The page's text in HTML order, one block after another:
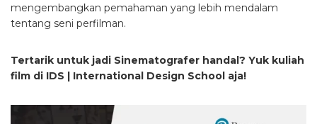
mengembangkan pemahaman yang lebih mendalam
tentang seni perfilman.
Tertarik untuk jadi Sinematografer handal? Yuk kuliah
film di IDS | International Design School aja!